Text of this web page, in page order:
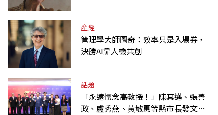
產經
管理學大師圖奇：效率只是入場券，
決勝AI靠人機共創
話題
「永遠懷念高教授！」陳其邁、張善
政、盧秀燕、黃敏惠等縣市長發文弔